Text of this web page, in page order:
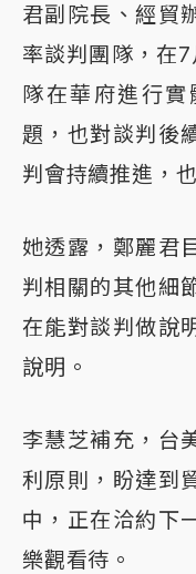
君副院長、經貿
率談判團隊，在
隊在華府進行
題，也對談判後
判會持續推進，
她透露，鄭麗君
判相關的其他細
在能對談判做說
說明。
李慧芝補充，台
利原則，盼達到
中，正在洽約下
樂觀看待。